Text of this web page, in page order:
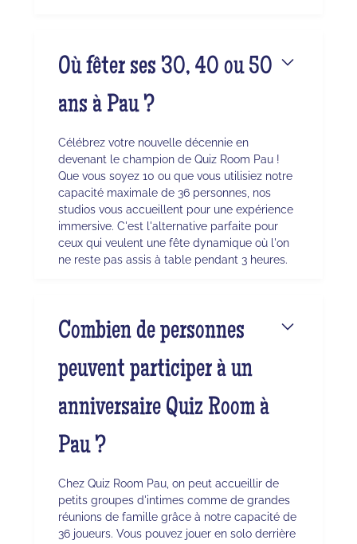
Où fêter ses 30, 40 ou 50
ans à Pau ?
Célébrez votre nouvelle décennie en
devenant le champion de Quiz Room Pau !
Que vous soyez 10 ou que vous utilisiez notre
capacité maximale de 36 personnes, nos
studios vous accueillent pour une expérience
immersive. C'est l'alternative parfaite pour
ceux qui veulent une fête dynamique où l'on
ne reste pas assis à table pendant 3 heures.
Combien de personnes
peuvent participer à un
anniversaire Quiz Room à
Pau ?
Chez Quiz Room Pau, on peut accueillir de
petits groupes d'intimes comme de grandes
réunions de famille grâce à notre capacité de
36 joueurs. Vous pouvez jouer en solo derrière